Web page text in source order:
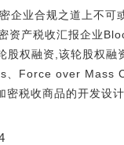
企业合规之道上不可
资产税收汇报企业
股权融资,该轮股权融
、Force over Mass
密税收商品的开发设